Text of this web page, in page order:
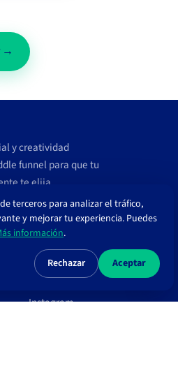
→
y creatividad
funnel para que tu
te elija.
Instagram
terceros para analizar el tráfico,
y mejorar tu experiencia. Puedes
información.
Rechazar Aceptar